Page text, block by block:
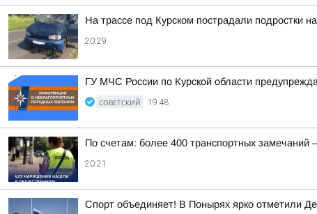
На трассе под Курском пострадали подростки
20:29
ГУ МЧС России по Курской области
СОВЕТСКИЙ 19:48
По счетам: более 400 транспортных замечаний
20:21
Спорт объединяет! В Понырях ярко отметили